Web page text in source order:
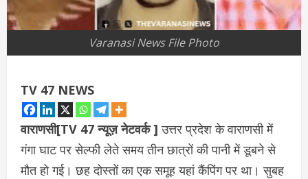
Varanasi News File Photo
TV 47 NEWS
वाराणसी[TV 47 न्यूज़ नेटवर्क ] उत्तर प्रदेश के वाराणसी में
गंगा घाट पर सेल्फी लेते समय तीन छात्रों की पानी में डूबने से
मौत हो गई। छह दोस्तों का एक समूह यहां कैंपिंग पर था। सुबह